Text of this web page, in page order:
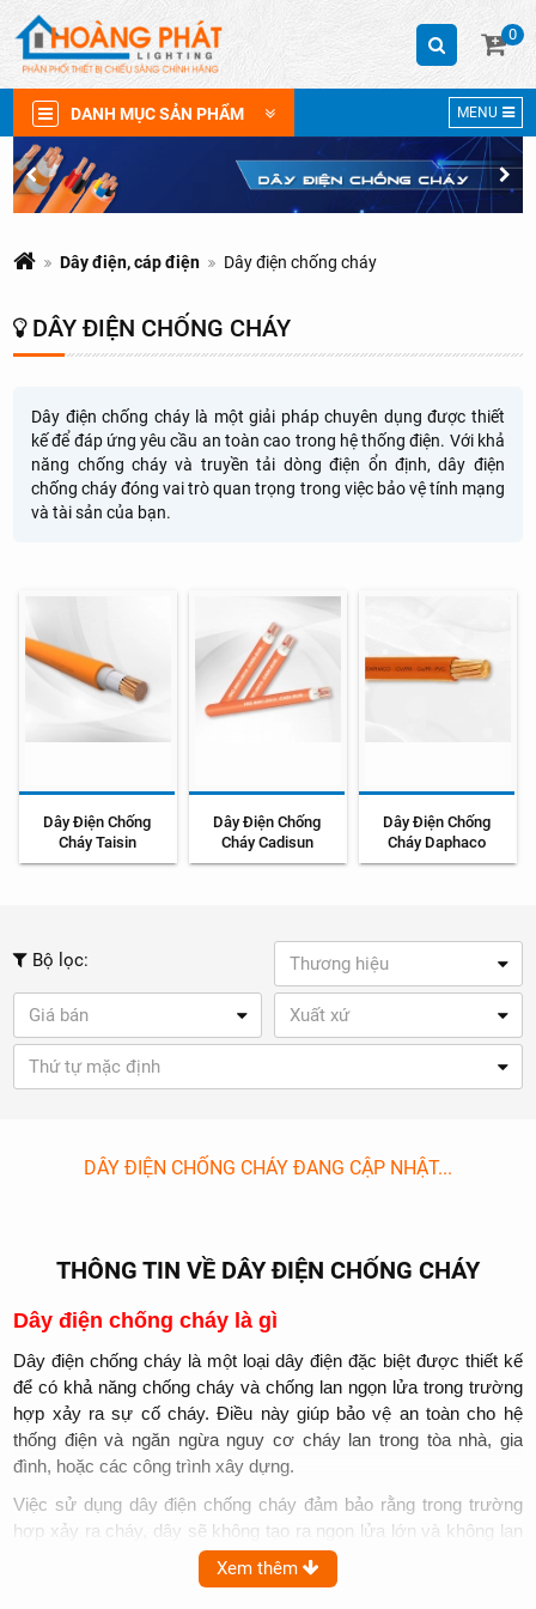
0
DANH MỤC SẢN PHẨM MENU
Dây điện, cáp điện Dây điện chống cháy
DÂY ĐIỆN CHỐNG CHÁY
Dây điện chống cháy là một giải pháp chuyên dụng được thiết
kế để đáp ứng yêu cầu an toàn cao trong hệ thống điện. Với khả
năng chống cháy và truyền tải dòng điện ổn định, dây điện
chống cháy đóng vai trò quan trọng trong việc bảo vệ tính mạng
và tài sản của bạn.
Dây Điện Chống
Cháy Taisin
Dây Điện Chống
Cháy Cadisun
Dây Điện Chống
Cháy Daphaco
Bộ lọc: Thương hiệu
Giá bán Xuất xứ
Thứ tự mặc định
DÂY ĐIỆN CHỐNG CHÁY ĐANG CẬP NHẬT...
THÔNG TIN VỀ DÂY ĐIỆN CHỐNG CHÁY
Dây điện chống cháy là gì
Dây điện chống cháy là một loại dây điện đặc biệt được thiết kế
để có khả năng chống cháy và chống lan ngọn lửa trong trường
hợp xảy ra sự cố cháy. Điều này giúp bảo vệ an toàn cho hệ
thống điện và ngăn ngừa nguy cơ cháy lan trong tòa nhà, gia
đình, hoặc các công trình xây dựng.
Việc sử dụng dây điện chống cháy đảm bảo rằng trong trường
hợp xảy ra cháy, dây sẽ không tạo ra ngọn lửa lớn và không lan
truyền cháy nhanh. Điều này mang lại thời gian đáng kể để người
dùng phản ứng và tiến hành các biện pháp phòng cháy chữa
Xem thêm